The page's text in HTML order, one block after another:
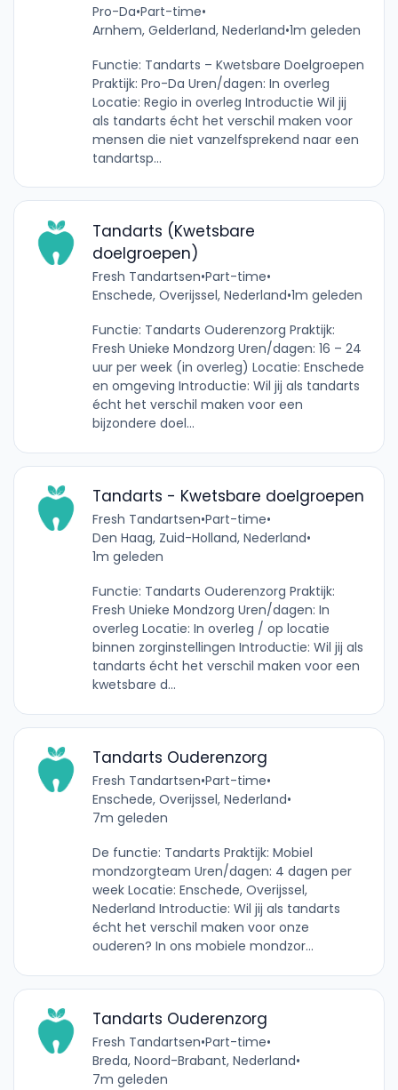
Pro-Da•Part-time•
Arnhem, Gelderland, Nederland•1m geleden
Functie: Tandarts – Kwetsbare Doelgroepen
Praktijk: Pro-Da Uren/dagen: In overleg
Locatie: Regio in overleg Introductie Wil jij
als tandarts écht het verschil maken voor
mensen die niet vanzelfsprekend naar een
tandartsp...
Tandarts (Kwetsbare
doelgroepen)
Fresh Tandartsen•Part-time•
Enschede, Overijssel, Nederland•1m geleden
Functie: Tandarts Ouderenzorg Praktijk:
Fresh Unieke Mondzorg Uren/dagen: 16 – 24
uur per week (in overleg) Locatie: Enschede
en omgeving Introductie: Wil jij als tandarts
écht het verschil maken voor een
bijzondere doel...
Tandarts - Kwetsbare doelgroepen
Fresh Tandartsen•Part-time•
Den Haag, Zuid-Holland, Nederland•
1m geleden
Functie: Tandarts Ouderenzorg Praktijk:
Fresh Unieke Mondzorg Uren/dagen: In
overleg Locatie: In overleg / op locatie
binnen zorginstellingen Introductie: Wil jij als
tandarts écht het verschil maken voor een
kwetsbare d...
Tandarts Ouderenzorg
Fresh Tandartsen•Part-time•
Enschede, Overijssel, Nederland•
7m geleden
De functie: Tandarts Praktijk: Mobiel
mondzorgteam Uren/dagen: 4 dagen per
week Locatie: Enschede, Overijssel,
Nederland Introductie: Wil jij als tandarts
écht het verschil maken voor onze
ouderen? In ons mobiele mondzor...
Tandarts Ouderenzorg
Fresh Tandartsen•Part-time•
Breda, Noord-Brabant, Nederland•
7m geleden